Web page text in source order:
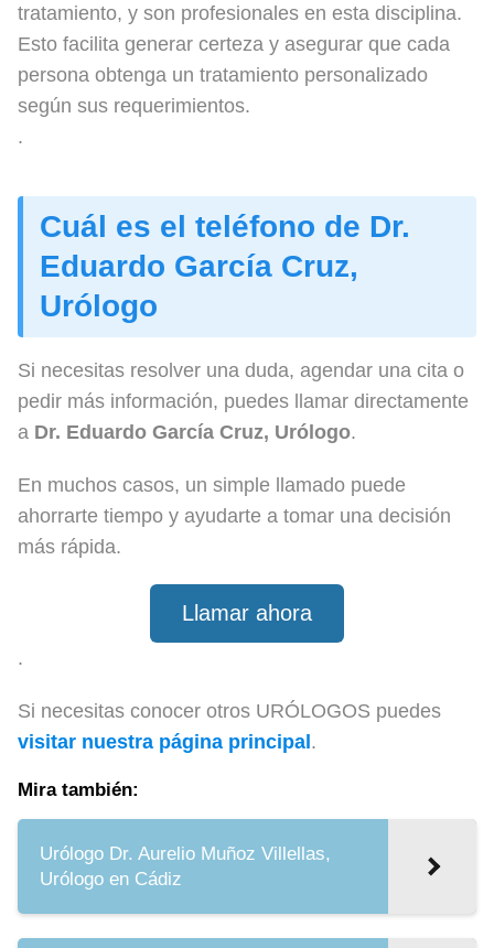
tratamiento, y son profesionales en esta disciplina.
Esto facilita generar certeza y asegurar que cada
persona obtenga un tratamiento personalizado
según sus requerimientos.
.
Cuál es el teléfono de Dr.
Eduardo García Cruz,
Urólogo
Si necesitas resolver una duda, agendar una cita o
pedir más información, puedes llamar directamente
a Dr. Eduardo García Cruz, Urólogo.
En muchos casos, un simple llamado puede
ahorrarte tiempo y ayudarte a tomar una decisión
más rápida.
Llamar ahora
.
Si necesitas conocer otros URÓLOGOS puedes
visitar nuestra página principal .
Mira también:
Urólogo Dr. Aurelio Muñoz Villellas,
Urólogo en Cádiz